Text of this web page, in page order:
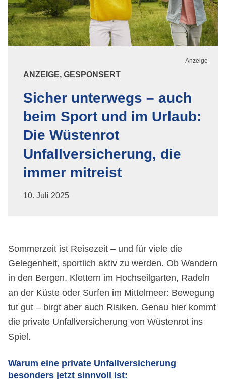
ANZEIGE, GESPONSERT
Sicher unterwegs – auch
beim Sport und im Urlaub:
Die Wüstenrot
Unfallversicherung, die
immer mitreist
10. Juli 2025
Sommerzeit ist Reisezeit – und für viele die
Gelegenheit, sportlich aktiv zu werden. Ob Wandern
in den Bergen, Klettern im Hochseilgarten, Radeln
an der Küste oder Surfen im Mittelmeer: Bewegung
tut gut – birgt aber auch Risiken. Genau hier kommt
die private Unfallversicherung von Wüstenrot ins
Spiel.
Warum eine private Unfallversicherung
besonders jetzt sinnvoll ist: